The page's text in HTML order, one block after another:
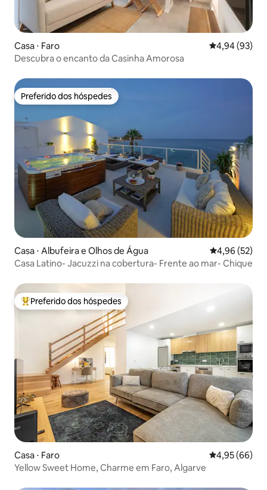
Casa ⋅ Faro 4,94 de uma
4,94 (93)
Descubra o encanto da Casinha Amorosa
Preferido dos hóspedes
Preferido dos hóspedes
Casa ⋅ Albufeira e Olhos de Água 4,96 de uma
4,96 (52)
Casa Latino- Jacuzzi na cobertura- Frente ao mar- Chique
Entre os melhores preferidos dos hóspedes
Preferido dos hóspedes
Casa ⋅ Faro 4,95 de uma
4,95 (66)
Yellow Sweet Home, Charme em Faro, Algarve